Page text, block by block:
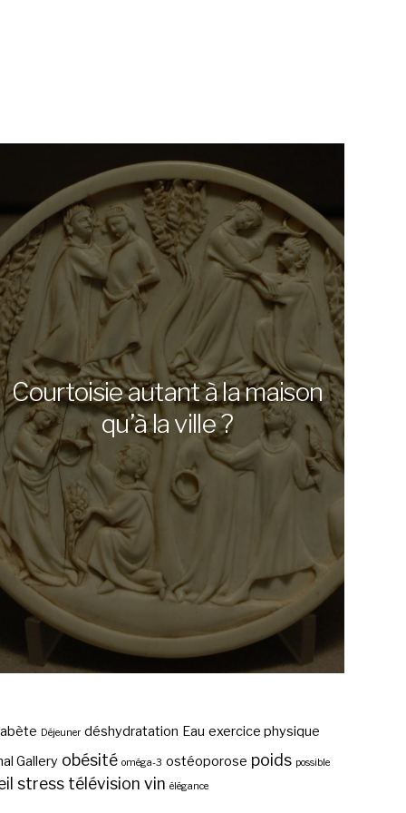
Courtoisie autant à la maison
qu’à la ville ?
Déjeuner déshydratation Eau exercice physique
Gallery obésité oméga-3 ostéoporose poids possible
stress télévision vin élégance